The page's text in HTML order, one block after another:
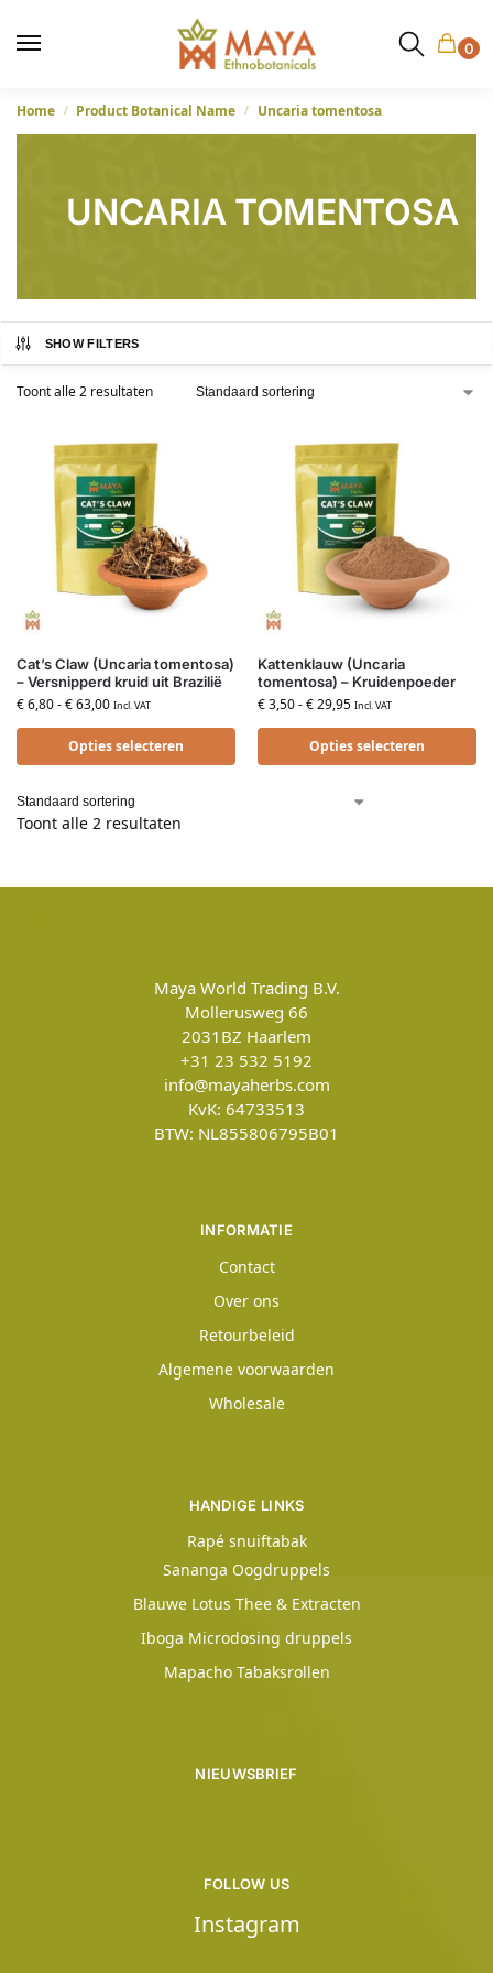
0
Home / Product Botanical Name / Uncaria tomentosa
UNCARIA TOMENTOSA
SHOW FILTERS
Toont alle 2 resultaten
Cat’s Claw (Uncaria tomentosa)
– Versnipperd kruid uit Brazilië
€6,80-€63,00 Incl. VAT
Opties selecteren
Kattenklauw (Uncaria
tomentosa) – Kruidenpoeder
€3,50-€29,95 Incl. VAT
Opties selecteren
Toont alle 2 resultaten
Maya World Trading B.V.
Mollerusweg 66
2031BZ Haarlem
+31 23 532 5192
info@mayaherbs.com
KvK: 64733513
BTW: NL855806795B01
INFORMATIE
Contact
Over ons
Retourbeleid
Algemene voorwaarden
Wholesale
HANDIGE LINKS
Rapé snuiftabak
Sananga Oogdruppels
Blauwe Lotus Thee & Extracten
Iboga Microdosing druppels
Mapacho Tabaksrollen
NIEUWSBRIEF
FOLLOW US
Instagram